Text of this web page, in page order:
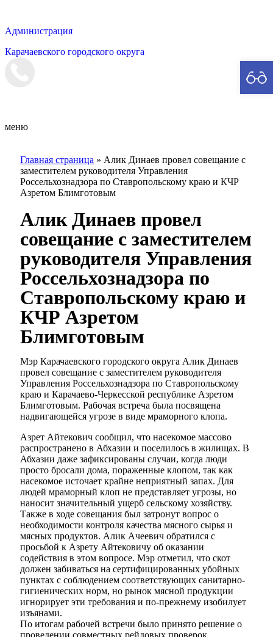
Администрация
Карачаевского городского округа
меню
Главная страница » Алик Динаев провел совещание с
заместителем руководителя Управления
Россельхознадзора по Ставропольскому краю и КЧР
Азретом Блимготовым
Алик Динаев провел
совещание с заместителем
руководителя Управления
Россельхознадзора по
Ставропольскому краю и
КЧР Азретом
Блимготовым
Мэр Карачаевского городского округа Алик Динаев
провел совещание с заместителем руководителя
Управления Россельхознадзора по Ставропольскому
краю и Карачаево-Черкесской республике Азретом
Блимготовым. Рабочая встреча была посвящена
надвигающейся угрозе в виде мраморного клопа.
Азрет Айтекович сообщил, что насекомое массово
распространено в Абхазии и поселилось в жилищах. В
Абхазии даже зафиксированы случаи, когда люди
просто бросали дома, пораженные клопом, так как
насекомое источает крайне неприятный запах. Для
людей мраморный клоп не представляет угрозы, но
наносит значительный ущерб сельскому хозяйству.
Также в ходе совещания был затронут вопрос о
необходимости контроля качества мясного сырья и
мясных продуктов. Алик Ачеевич обратился с
просьбой к Азрету Айтековичу об оказании
содействия в этом вопросе. Мэр отметил, что скот
должен забиваться на сертифицированных убойных
пунктах с соблюдением соответствующих санитарно-
гигиенических норм, но рынок мясной продукции
игнорирует эти требования и по-прежнему изобилует
изъянами.
По итогам рабочей встречи было принято решение о
проведении совместных рейдовых проверок